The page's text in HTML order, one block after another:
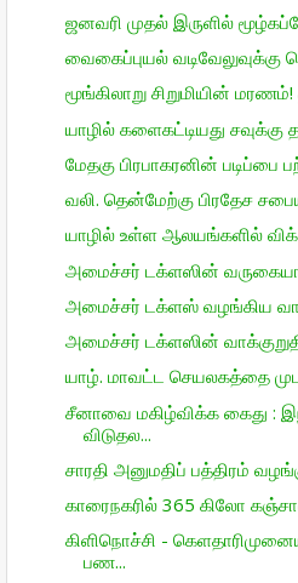
ஜனவரி முதல் இருளில்
வைகைப்புயல் வடிவேலுவுக்கு
மூங்கிலாறு சிறுமியின்
யாழில் களைகட்டியது சவுக்கு
மேதகு பிரபாகரனின் படிப்பை
வலி. தென்மேற்கு பிரதேச
யாழில் உள்ள ஆலயங்களில்
அமைச்சர் டக்ளஸின்
அமைச்சர் டக்ளஸ் வழங்கிய
அமைச்சர் டக்ளஸின்
யாழ். மாவட்ட செயலகத்தை
சீனாவை மகிழ்விக்க கைது :
விடுதல...
சாரதி அனுமதிப் பத்திரம்
காரைநகரில் 365 கிலோ
கிளிநொச்சி -
பண...